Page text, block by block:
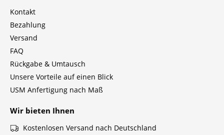
Esstische
Beistelltische
Couchtische
Konferenztische
Kontakt
Bezahlung
Versand
FAQ
Rückgabe & Umtausch
Unsere Vorteile auf einen Blick
USM Anfertigung nach Maß
Wir bieten Ihnen
Kostenlosen Versand nach Deutschland